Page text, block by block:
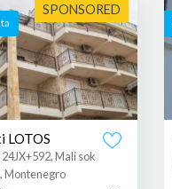
SPONSORED
LOTOS
Mali sok
Montenegro